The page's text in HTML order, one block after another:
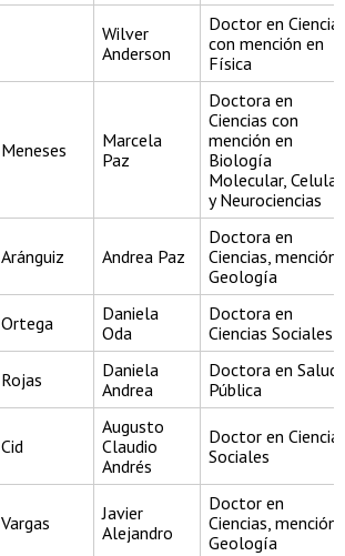
Wilver
Anderson
Doctor en
con mención en
Física
Meneses
Marcela
Paz
Doctora en
Ciencias con
mención en
Biología
Molecular, Celular
y Neurociencias
Aránguiz Andrea Paz
Doctora en
Ciencias, mención
Geología
Ortega
Daniela
Oda
Doctora en
Ciencias Sociales
Rojas
Daniela
Andrea
Doctora en Salud
Pública
Cid
Augusto
Claudio
Andrés
Doctor en
Sociales
Vargas
Javier
Alejandro
Doctor en
Ciencias, mención
Geología